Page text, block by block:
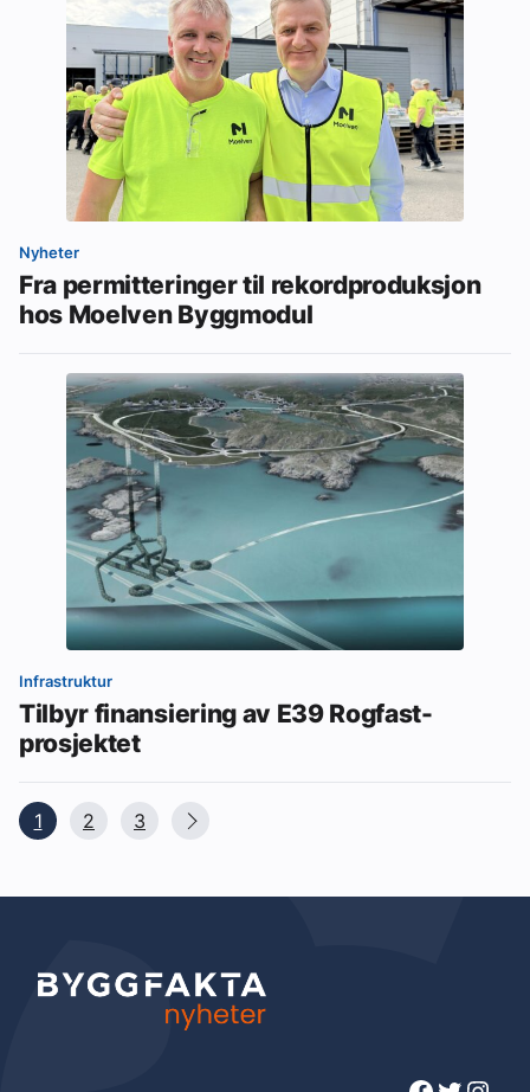
Nyheter
Fra permitteringer til rekordproduksjon
hos Moelven Byggmodul
Infrastruktur
Tilbyr finansiering av E39 Rogfast-
prosjektet
1 2 3